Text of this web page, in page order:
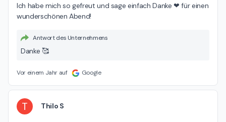
Ich habe mich so gefreut und sage einfach Danke ❤ für einen
wunderschönen Abend!
Antwort des Unternehmens
Danke 🥰
Vor einem Jahr auf Google
T Thilo S